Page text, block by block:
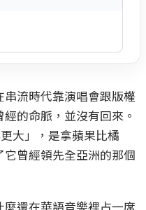
流時代靠演唱會跟版權
的命脈，並沒有回來。
大」，是拿蘋果比橘
曾經領先全亞洲的那個
還在華語音樂裡占一席